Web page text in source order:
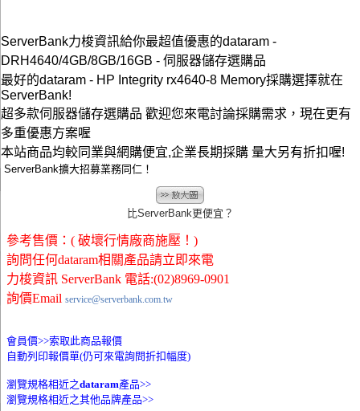
ServerBank力梭資訊給你最超值優惠的dataram -
DRH4640/4GB/8GB/16GB - 伺服器儲存選購品
最好的dataram - HP Integrity rx4640-8 Memory採購選擇就在
ServerBank!
超多款伺服器儲存選購品 歡迎您來電討論採購需求，現在更有
多重優惠方案喔
本站商品均較同業與網購便宜,企業長期採購 量大另有折扣喔!
ServerBank擴大招募業務同仁！
比ServerBank更便宜？
參考售價：( 破壞行情廠商施壓！)
詢問任何dataram相關產品請立即來電
力梭資訊 ServerBank 電話:(02)8969-0901
詢價Email service@serverbank.com.tw
會員價>>索取此商品報價
自動列印報價單(仍可來電詢問折扣幅度)
瀏覽規格相近之dataram產品>>
瀏覽規格相近之其他品牌產品>>